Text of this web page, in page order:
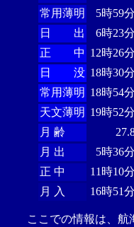
常用薄明
5時59分
日 出
6時23分
正 中 12時26分
日 没 18時30分
常用薄明 18時54分
天文薄明 19時52分
月 齢
月 出
5時36分
正 中
11時10分
月 入
16時51分
ここでの情報は、